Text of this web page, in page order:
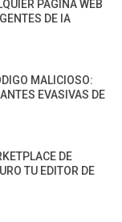
PÁGINA WEB
DE IA
MALICIOSO:
EVASIVAS DE
DE
TU EDITOR DE